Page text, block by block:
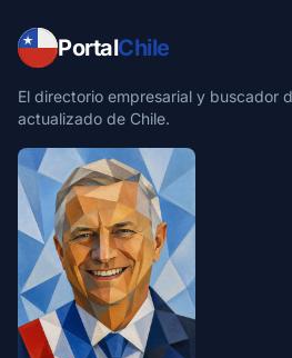
PortalChile
El directorio empresarial y buscador
actualizado de Chile.